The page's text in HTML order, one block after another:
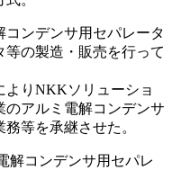
ンデンサ用セパレータ
の製造・販売を行って
よりNKKソリューショ
のアルミ電解コンデンサ
等を承継させた。
解コンデンサ用セパレ